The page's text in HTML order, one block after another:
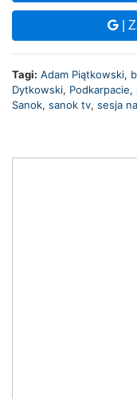
|
Tagi: Adam Piątkowski,
Dytkowski, Podkarpacie,
Sanok, sanok tv, sesja